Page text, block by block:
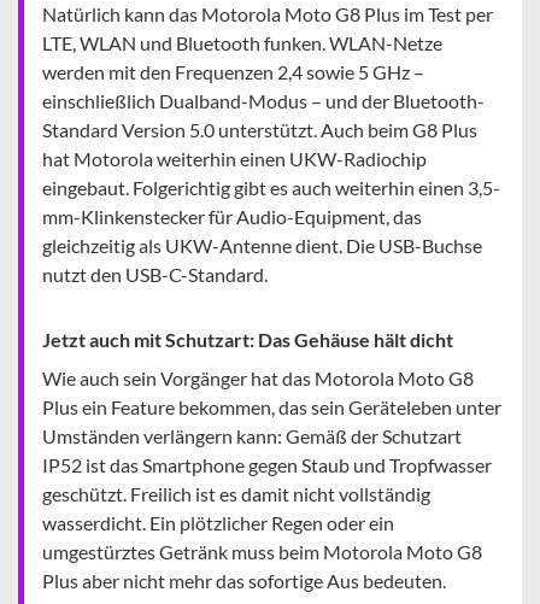
Natürlich kann das Motorola Moto G8 Plus im Test per
LTE, WLAN und Bluetooth funken. WLAN-Netze
werden mit den Frequenzen 2,4 sowie 5 GHz –
einschließlich Dualband-Modus – und der Bluetooth-
Standard Version 5.0 unterstützt. Auch beim G8 Plus
hat Motorola weiterhin einen UKW-Radiochip
eingebaut. Folgerichtig gibt es auch weiterhin einen 3,5-
mm-Klinkenstecker für Audio-Equipment, das
gleichzeitig als UKW-Antenne dient. Die USB-Buchse
nutzt den USB-C-Standard.
Jetzt auch mit Schutzart: Das Gehäuse hält dicht
Wie auch sein Vorgänger hat das Motorola Moto G8
Plus ein Feature bekommen, das sein Geräteleben unter
Umständen verlängern kann: Gemäß der Schutzart
IP52 ist das Smartphone gegen Staub und Tropfwasser
geschützt. Freilich ist es damit nicht vollständig
wasserdicht. Ein plötzlicher Regen oder ein
umgestürztes Getränk muss beim Motorola Moto G8
Plus aber nicht mehr das sofortige Aus bedeuten.